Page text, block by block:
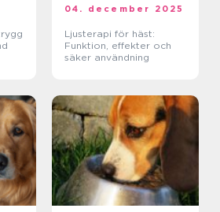
04. december 2025
Ljusterapi för häst:
Funktion, effekter och
säker användning